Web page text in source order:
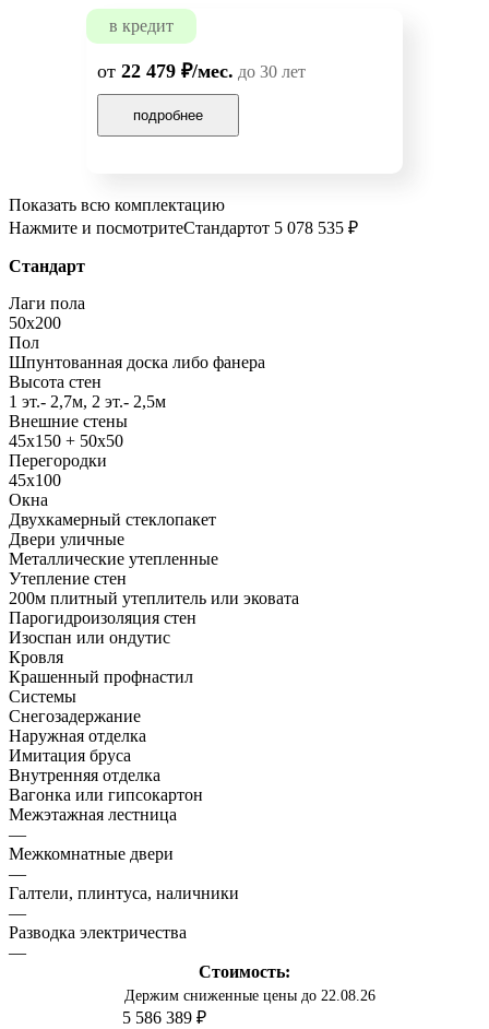
в кредит
от 22 479 ₽/мес. до 30 лет
подробнее
Показать всю комплектацию
Нажмите и посмотритеСтандартот 5 078 535 ₽
Стандарт
Лаги пола
50x200
Пол
Шпунтованная доска либо фанера
Высота стен
1 эт.- 2,7м, 2 эт.- 2,5м
Внешние стены
45х150 + 50х50
Перегородки
45х100
Окна
Двухкамерный стеклопакет
Двери уличные
Металлические утепленные
Утепление стен
200м плитный утеплитель или эковата
Парогидроизоляция стен
Изоспан или ондутис
Кровля
Крашенный профнастил
Системы
Снегозадержание
Наружная отделка
Имитация бруса
Внутренняя отделка
Вагонка или гипсокартон
Межэтажная лестница
—
Межкомнатные двери
—
Галтели, плинтуса, наличники
—
Разводка электричества
—
Стоимость:
Держим сниженные цены до 22.08.26
5 586 389 ₽